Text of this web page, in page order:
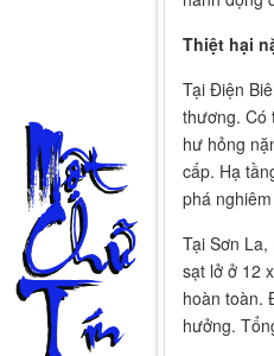
Thiệt hại
Tại Điện
thương. Có
hư hỏng
cấp. Hạ
phá
Tại Sơn
sạt lở ở 12
hoàn toàn.
hưởng.